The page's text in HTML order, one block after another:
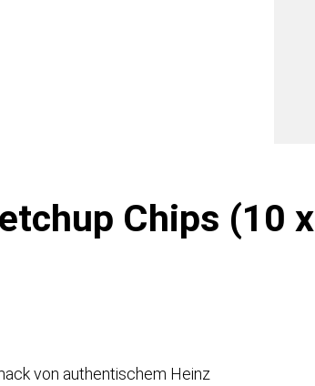
Chips (10 x
von authentischem Heinz